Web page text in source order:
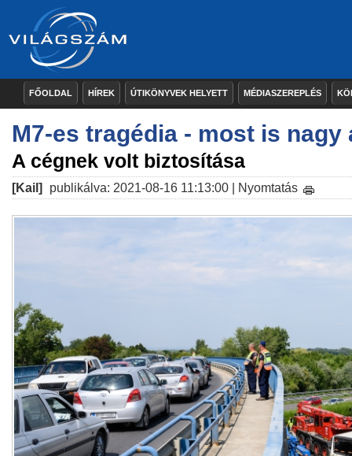
FŐOLDAL HÍREK ÚTIKÖNYVEK HELYETT MÉDIASZEREPLÉS
M7-es tragédia - most is nagy
A cégnek volt biztosítása
[Kail] publikálva: 2021-08-16 11:13:00 | Nyomtatás